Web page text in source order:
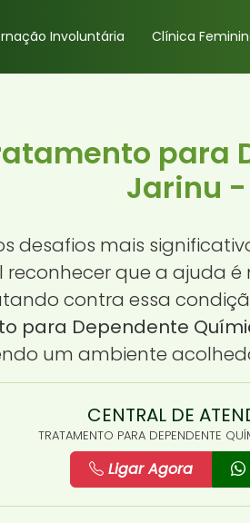
Involuntária Clínica
para
Jarinu -
desafios mais
reconhecer que a ajuda
contra essa
para Dependente
um ambiente
CENTRAL DE
TRATAMENTO PARA DEPENDENTE
Ligar Agora